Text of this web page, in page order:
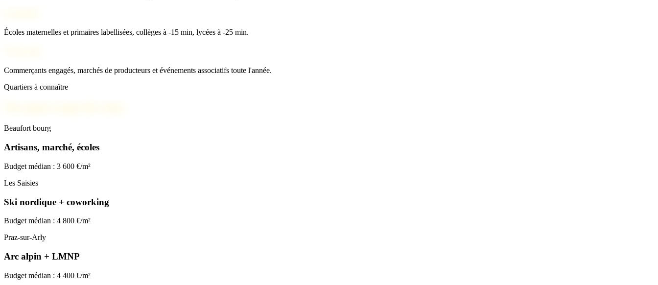
Écoles maternelles et primaires labellisées, collèges à -15 min, lycées à -25 min.
Commerçants engagés, marchés de producteurs et événements associatifs toute l'année.
Quartiers à connaître
Beaufort bourg
Artisans, marché, écoles
Budget médian : 3 600 €/m²
Les Saisies
Ski nordique + coworking
Budget médian : 4 800 €/m²
Praz-sur-Arly
Arc alpin + LMNP
Budget médian : 4 400 €/m²